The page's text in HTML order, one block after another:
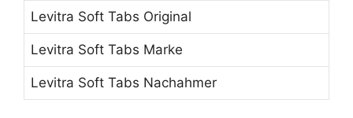
Levitra Soft Tabs Original
Levitra Soft Tabs Marke
Levitra Soft Tabs Nachahmer